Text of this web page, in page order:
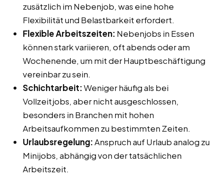
zusätzlich im Nebenjob, was eine hohe
Flexibilität und Belastbarkeit erfordert.
Flexible Arbeitszeiten: Nebenjobs in Essen
können stark variieren, oft abends oder am
Wochenende, um mit der Hauptbeschäftigung
vereinbar zu sein.
Schichtarbeit:Weniger häufig als bei
Vollzeitjobs, aber nicht ausgeschlossen,
besonders in Branchen mit hohen
Arbeitsaufkommen zu bestimmten Zeiten.
Urlaubsregelung:Anspruch auf Urlaub analog zu
Minijobs, abhängig von der tatsächlichen
Arbeitszeit.